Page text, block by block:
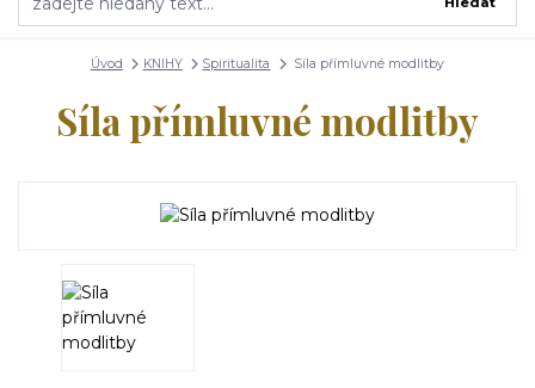
Úvod KNIHY Spiritualita Síla přímluvné modlitby
Síla přímluvné modlitby